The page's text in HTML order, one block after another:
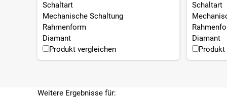
Lenker
Newmen Advanced Gravel Bar 318, Carbon,
Sattel
ACID Nuance Pro
Vorbau
CUBE CIS Vorbau mit Kabelführung, FPI-Link
Steuersatz
Schaltart
Mechanische Schaltung
Rahmenform
Diamant
Produkt vergleichen
Schaltart
Diamant
Produkt
Weitere Ergebnisse für: